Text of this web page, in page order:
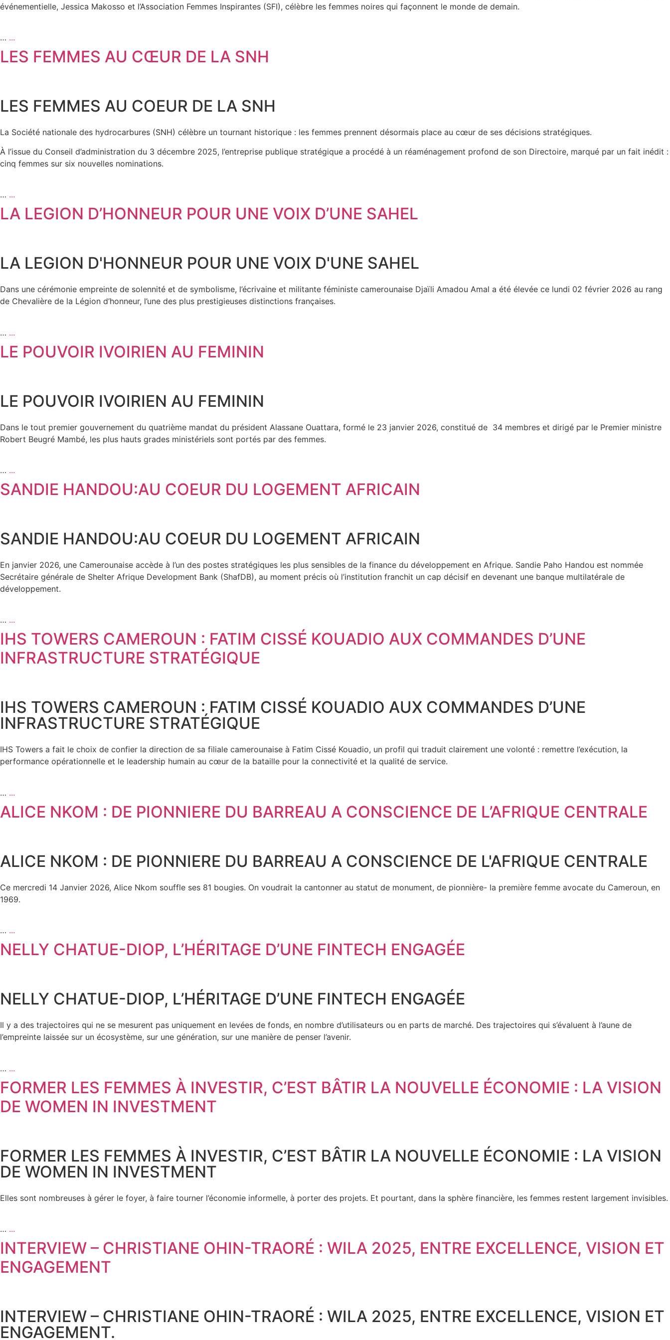
événementielle, Jessica Makosso et l’Association Femmes Inspirantes (SFI), célèbre les femmes noires qui façonnent le monde de demain.
… ...
LES FEMMES AU CŒUR DE LA SNH
LES FEMMES AU COEUR DE LA SNH
La Société nationale des hydrocarbures (SNH) célèbre un tournant historique : les femmes prennent désormais place au cœur de ses décisions stratégiques.
À l’issue du Conseil d’administration du 3 décembre 2025, l’entreprise publique stratégique a procédé à un réaménagement profond de son Directoire, marqué par un fait inédit :
cinq femmes sur six nouvelles nominations.
… ...
LA LEGION D’HONNEUR POUR UNE VOIX D’UNE SAHEL
LA LEGION D'HONNEUR POUR UNE VOIX D'UNE SAHEL
Dans une cérémonie empreinte de solennité et de symbolisme, l’écrivaine et militante féministe camerounaise Djaïli Amadou Amal a été élevée ce lundi 02 février 2026 au rang
de Chevalière de la Légion d’honneur, l’une des plus prestigieuses distinctions françaises.
… ...
LE POUVOIR IVOIRIEN AU FEMININ
LE POUVOIR IVOIRIEN AU FEMININ
Dans le tout premier gouvernement du quatrième mandat du président Alassane Ouattara, formé le 23 janvier 2026, constitué de 34 membres et dirigé par le Premier ministre
Robert Beugré Mambé, les plus hauts grades ministériels sont portés par des femmes.
… ...
SANDIE HANDOU:AU COEUR DU LOGEMENT AFRICAIN
SANDIE HANDOU:AU COEUR DU LOGEMENT AFRICAIN
En janvier 2026, une Camerounaise accède à l’un des postes stratégiques les plus sensibles de la finance du développement en Afrique. Sandie Paho Handou est nommée
Secrétaire générale de Shelter Afrique Development Bank (ShafDB), au moment précis où l’institution franchit un cap décisif en devenant une banque multilatérale de
développement.
… ...
IHS TOWERS CAMEROUN : FATIM CISSÉ KOUADIO AUX COMMANDES D’UNE
INFRASTRUCTURE STRATÉGIQUE
IHS TOWERS CAMEROUN : FATIM CISSÉ KOUADIO AUX COMMANDES D’UNE
INFRASTRUCTURE STRATÉGIQUE
IHS Towers a fait le choix de confier la direction de sa filiale camerounaise à Fatim Cissé Kouadio, un profil qui traduit clairement une volonté : remettre l’exécution, la
performance opérationnelle et le leadership humain au cœur de la bataille pour la connectivité et la qualité de service.
… ...
ALICE NKOM : DE PIONNIERE DU BARREAU A CONSCIENCE DE L’AFRIQUE CENTRALE
ALICE NKOM : DE PIONNIERE DU BARREAU A CONSCIENCE DE L'AFRIQUE CENTRALE
Ce mercredi 14 Janvier 2026, Alice Nkom souffle ses 81 bougies. On voudrait la cantonner au statut de monument, de pionnière- la première femme avocate du Cameroun, en
1969.
… ...
NELLY CHATUE-DIOP, L’HÉRITAGE D’UNE FINTECH ENGAGÉE
NELLY CHATUE-DIOP, L’HÉRITAGE D’UNE FINTECH ENGAGÉE
Il y a des trajectoires qui ne se mesurent pas uniquement en levées de fonds, en nombre d’utilisateurs ou en parts de marché. Des trajectoires qui s’évaluent à l’aune de
l’empreinte laissée sur un écosystème, sur une génération, sur une manière de penser l’avenir.
… ...
FORMER LES FEMMES À INVESTIR, C’EST BÂTIR LA NOUVELLE ÉCONOMIE : LA VISION
DE WOMEN IN INVESTMENT
FORMER LES FEMMES À INVESTIR, C’EST BÂTIR LA NOUVELLE ÉCONOMIE : LA VISION
DE WOMEN IN INVESTMENT
Elles sont nombreuses à gérer le foyer, à faire tourner l’économie informelle, à porter des projets. Et pourtant, dans la sphère financière, les femmes restent largement invisibles.
… ...
INTERVIEW – CHRISTIANE OHIN-TRAORÉ : WILA 2025, ENTRE EXCELLENCE, VISION ET
ENGAGEMENT
INTERVIEW – CHRISTIANE OHIN-TRAORÉ : WILA 2025, ENTRE EXCELLENCE, VISION ET
ENGAGEMENT.